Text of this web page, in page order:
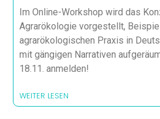
Im Online-Workshop wird das
Agrarökologie vorgestellt,
agrarökologischen Praxis in
mit gängigen Narrativen
18.11. anmelden!
WEITER LESEN